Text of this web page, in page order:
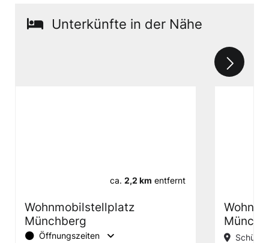
Unterkünfte in der Nähe
ca. 2,2 km entfernt
Wohnmobilstellplatz
Münchberg
Öffnungszeiten